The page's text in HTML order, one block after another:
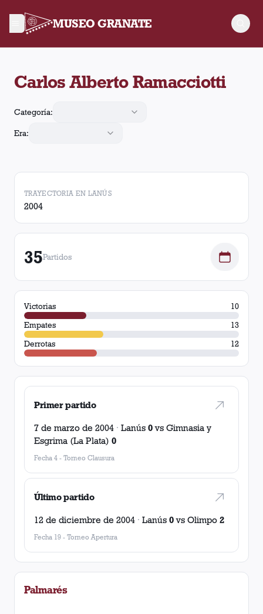
MUSEO GRANATE
Carlos Alberto Ramacciotti
Categoría:
Era:
TRAYECTORIA EN LANÚS
2004
35Partidos
Victorias
10
Empates
13
Derrotas
12
Primer partido
7 de marzo de 2004 · Lanús 0vs Gimnasia y
Esgrima (La Plata) 0
Fecha 4 - Torneo Clausura
Último partido
12 de diciembre de 2004 · Lanús 0vs Olimpo 2
Fecha 19 - Torneo Apertura
Palmarés